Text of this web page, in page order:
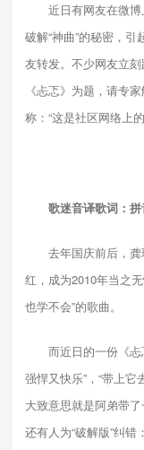
近日有网友在微博
破解“神曲”的秘密，
友转发。不少网友立
《忐忑》为题，请专
称：“这是社区网络上
歌迷音译歌词：
去年国庆前后，龚
红，成为2010年当之
也学不会”的歌曲。
而近日的一份《忐
强悍又快乐”，“带上
大致意思就是阿弟带
还有人为“破解版”纠错